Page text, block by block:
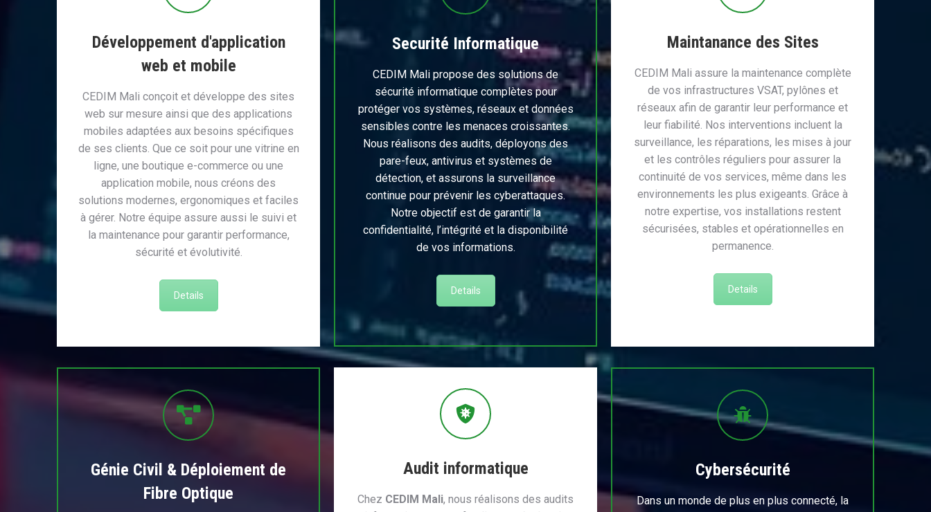
Développement d'application
web et mobile
CEDIM Mali conçoit et développe des sites
web sur mesure ainsi que des applications
mobiles adaptées aux besoins spécifiques
de ses clients. Que ce soit pour une vitrine en
ligne, une boutique e-commerce ou une
application mobile, nous créons des
solutions modernes, ergonomiques et faciles
à gérer. Notre équipe assure aussi le suivi et
la maintenance pour garantir performance,
sécurité et évolutivité.
Details
Securité Informatique
CEDIM Mali propose des solutions de
sécurité informatique complètes pour
protéger vos systèmes, réseaux et données
sensibles contre les menaces croissantes.
Nous réalisons des audits, déployons des
pare-feux, antivirus et systèmes de
détection, et assurons la surveillance
continue pour prévenir les cyberattaques.
Notre objectif est de garantir la
confidentialité, l’intégrité et la disponibilité
de vos informations.
Details
Maintanance des Sites
CEDIM Mali assure la maintenance complète
de vos infrastructures VSAT, pylônes et
réseaux afin de garantir leur performance et
leur fiabilité. Nos interventions incluent la
surveillance, les réparations, les mises à jour
et les contrôles réguliers pour assurer la
continuité de vos services, même dans les
environnements les plus exigeants. Grâce à
notre expertise, vos installations restent
sécurisées, stables et opérationnelles en
permanence.
Details
Génie Civil & Déploiement de
Fibre Optique
Audit informatique
Chez CEDIM Mali, nous réalisons des audits
Cybersécurité
Dans un monde de plus en plus connecté, la